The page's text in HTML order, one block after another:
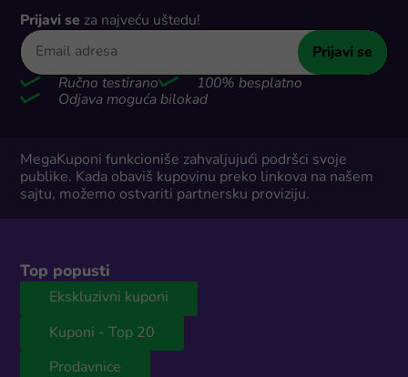
Prijavi se za najveću uštedu!
Prijavi se
Ručno testirano
100% besplatno
Odjava moguća bilokad
MegaKuponi funkcioniše zahvaljujući podršci svoje
publike. Kada obaviš kupovinu preko linkova na našem
sajtu, možemo ostvariti partnersku proviziju.
Top popusti
Ekskluzivni kuponi
Kuponi - Top 20
Prodavnice